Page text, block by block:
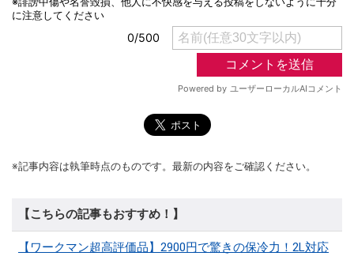
※記事内容は執筆時点のものです。最新の内容をご確認ください。
【こちらの記事もおすすめ！】
【ワークマン超高評価品】2900円で驚きの保冷力！2L対応